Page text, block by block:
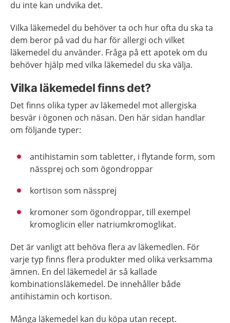
du inte kan undvika det.
Vilka läkemedel du behöver ta och hur ofta du ska ta
dem beror på vad du har för allergi och vilket
läkemedel du använder. Fråga på ett apotek om du
behöver hjälp med vilka läkemedel du ska välja.
Vilka läkemedel finns det?
Det finns olika typer av läkemedel mot allergiska
besvär i ögonen och näsan. Den här sidan handlar
om följande typer:
antihistamin som tabletter, i flytande form, som
nässprej och som ögondroppar
kortison som nässprej
kromoner som ögondroppar, till exempel
kromoglicin eller natriumkromoglikat.
Det är vanligt att behöva flera av läkemedlen. För
varje typ finns flera produkter med olika verksamma
ämnen. En del läkemedel är så kallade
kombinationsläkemedel. De innehåller både
antihistamin och kortison.
Många läkemedel kan du köpa utan recept.